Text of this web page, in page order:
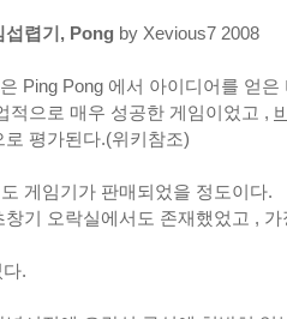
섭렵기, Pong by Xevious7 2008
Ping Pong 에서 아이디어를 얻
적으로 매우 성공한 게임이었고 ,
로 평가된다.(위키참조)
게임기가 판매되었을 정도이다.
창기 오락실에서도 존재했었고 ,
.